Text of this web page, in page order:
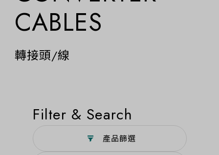
CABLES
轉接頭/線
Filter & Search
產品篩選